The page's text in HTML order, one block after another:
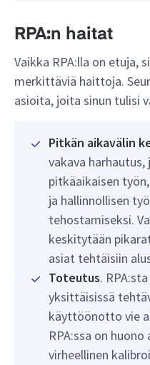
RPA:n haitat
Vaikka RPA:lla on etuja,
merkittäviä haittoja.
asioita, joita sinun tulisi
Pitkän aikavälin
vakava
pitkäaikaisen
ja hallinnollisen
tehostamiseksi.
keskitytään
asiat tehtäisiin
Toteutus.
yksittäisissä
käyttöönotto vie
RPA:ssa on
virheellinen